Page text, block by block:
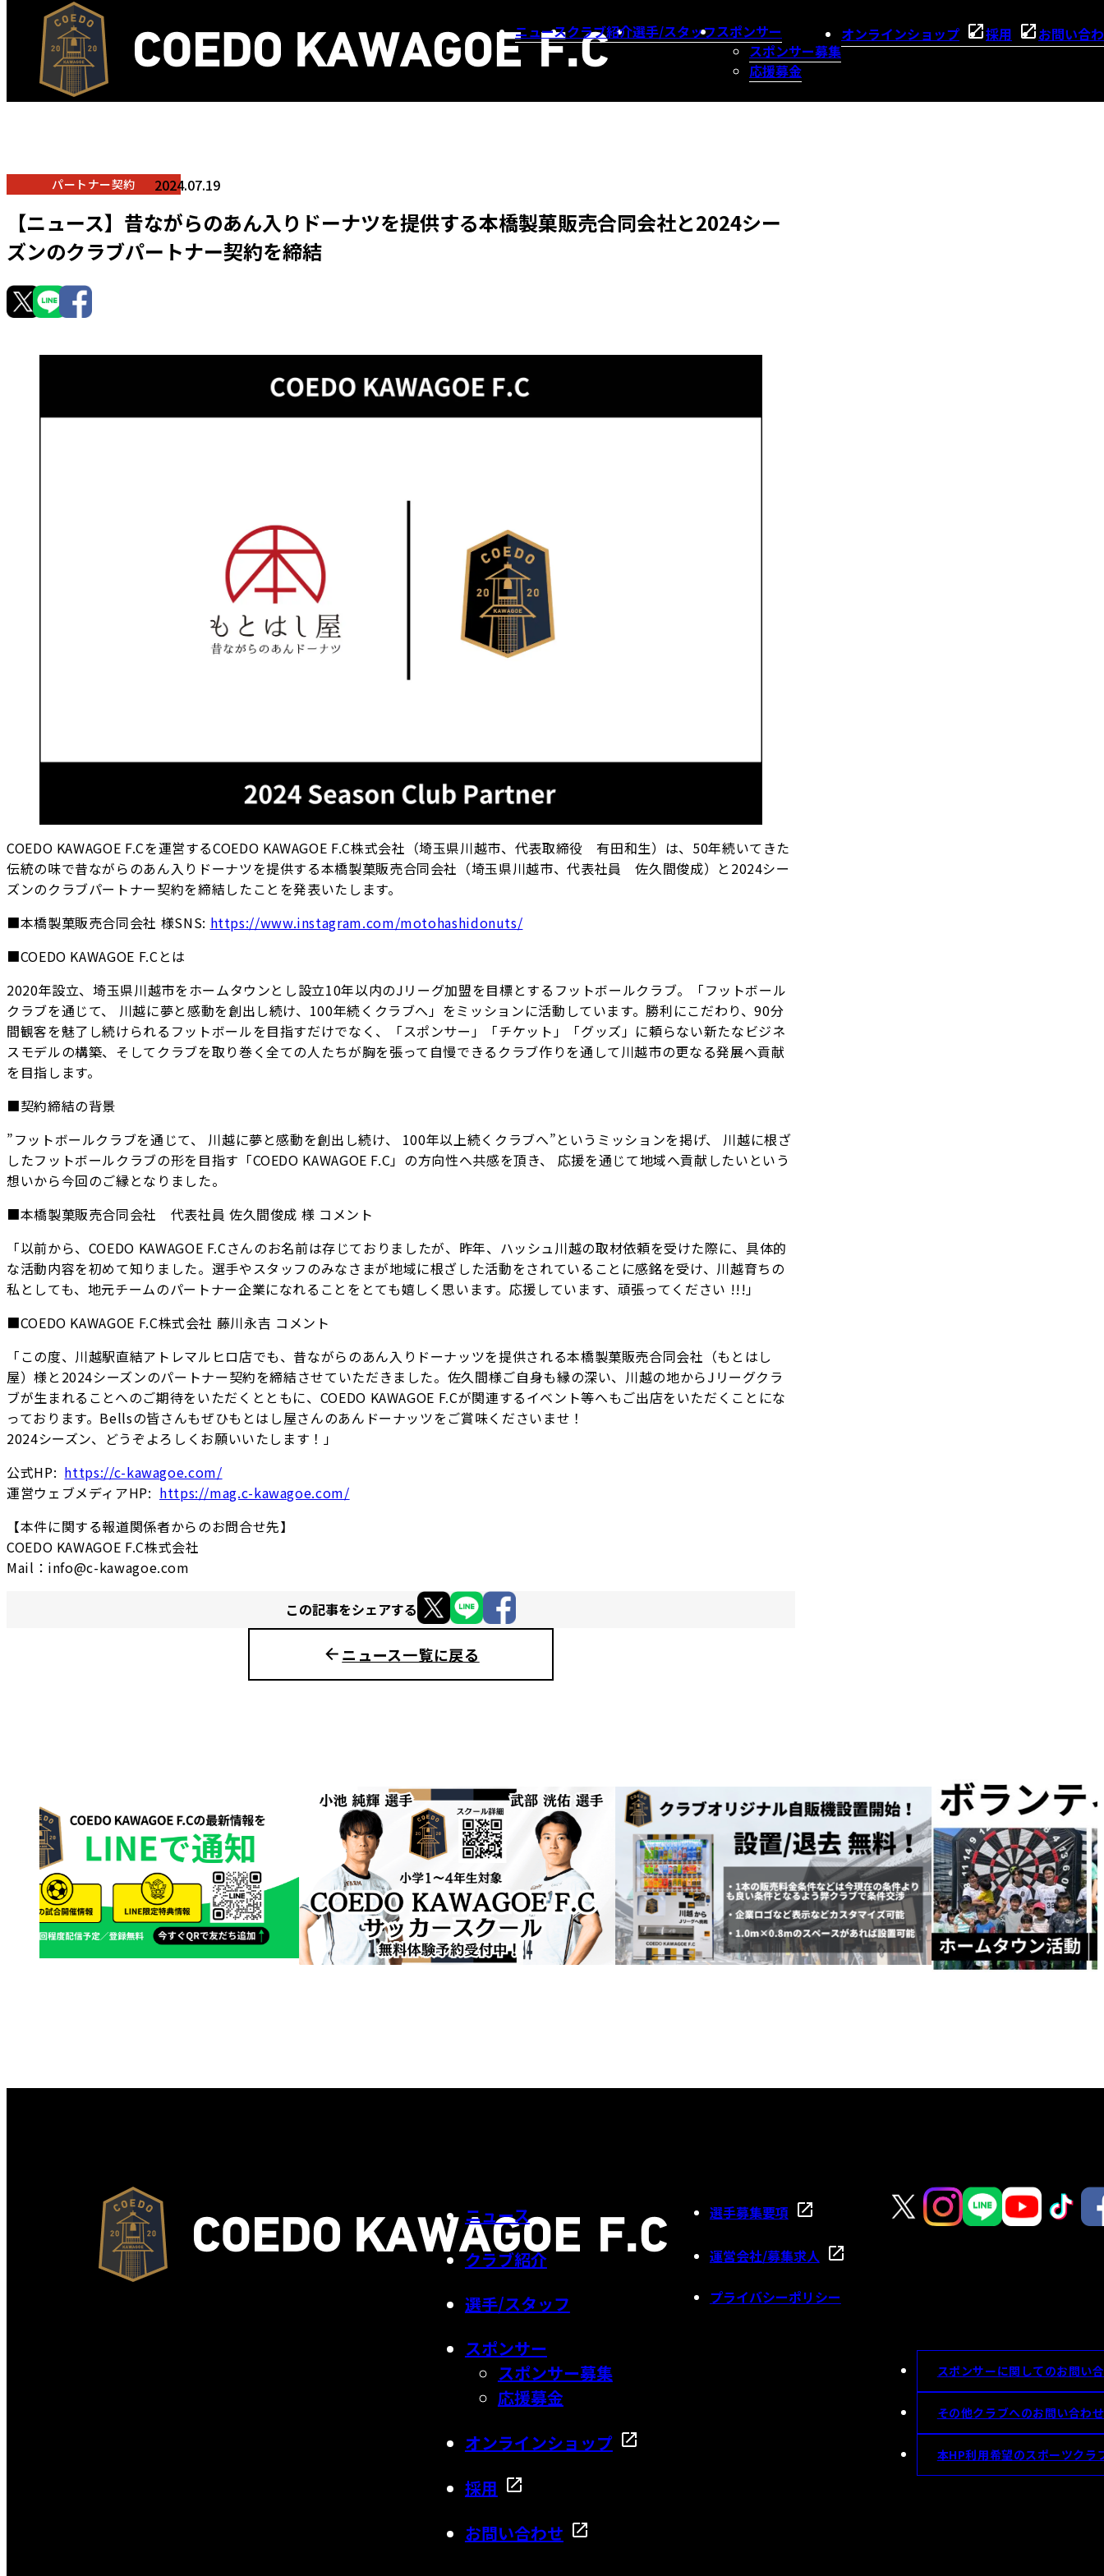
ニュースクラブ紹介選手/スタッフスポンサー
スポンサー募集
応援募金
オンラインショップ 採用 お問い合
パートナー契約 2024.07.19
【ニュース】昔ながらのあん入りドーナツを提供する本橋製菓販売合同会社と2024シー
ズンのクラブパートナー契約を締結
COEDO KAWAGOE F.Cを運営するCOEDO KAWAGOE F.C株式会社（埼玉県川越市、代表取締役 有田和生）は、50年続いてきた
伝統の味で昔ながらのあん入りドーナツを提供する本橋製菓販売合同会社（埼玉県川越市、代表社員 佐久間俊成）と2024シー
ズンのクラブパートナー契約を締結したことを発表いたします。
■本橋製菓販売合同会社 様SNS: https://www.instagram.com/motohashidonuts/
■COEDO KAWAGOE F.Cとは
2020年設立、埼玉県川越市をホームタウンとし設立10年以内のJリーグ加盟を目標とするフットボールクラブ。「フットボール
クラブを通じて、 川越に夢と感動を創出し続け、100年続くクラブへ」をミッションに活動しています。勝利にこだわり、90分
間観客を魅了し続けられるフットボールを目指すだけでなく、「スポンサー」「チケット」「グッズ」に頼らない新たなビジネ
スモデルの構築、そしてクラブを取り巻く全ての人たちが胸を張って自慢できるクラブ作りを通して川越市の更なる発展へ貢献
を目指します。
■契約締結の背景
”フットボールクラブを通じて、 川越に夢と感動を創出し続け、 100年以上続くクラブへ”というミッションを掲げ、 川越に根ざ
したフットボールクラブの形を目指す「COEDO KAWAGOE F.C」の方向性へ共感を頂き、 応援を通じて地域へ貢献したいという
想いから今回のご縁となりました。
■本橋製菓販売合同会社 代表社員 佐久間俊成 様 コメント
「以前から、COEDO KAWAGOE F.Cさんのお名前は存じておりましたが、昨年、ハッシュ川越の取材依頼を受けた際に、具体的
な活動内容を初めて知りました。選手やスタッフのみなさまが地域に根ざした活動をされていることに感銘を受け、川越育ちの
私としても、地元チームのパートナー企業になれることをとても嬉しく思います。応援しています、頑張ってください !!!」
■COEDO KAWAGOE F.C株式会社 藤川永吉 コメント
「この度、川越駅直結アトレマルヒロ店でも、昔ながらのあん入りドーナッツを提供される本橋製菓販売合同会社（もとはし
屋）様と2024シーズンのパートナー契約を締結させていただきました。佐久間様ご自身も縁の深い、川越の地からJリーグクラ
ブが生まれることへのご期待をいただくとともに、COEDO KAWAGOE F.Cが関連するイベント等へもご出店をいただくことにな
っております。Bellsの皆さんもぜひもとはし屋さんのあんドーナッツをご賞味くださいませ！
2024シーズン、どうぞよろしくお願いいたします！」
公式HP: https://c-kawagoe.com/
運営ウェブメディアHP: https://mag.c-kawagoe.com/
【本件に関する報道関係者からのお問合せ先】
COEDO KAWAGOE F.C株式会社
Mail：info@c-kawagoe.com
この記事をシェアする
ニュース一覧に戻る
ニュース
クラブ紹介
選手/スタッフ
スポンサー
スポンサー募集
応援募金
オンラインショップ
採用
お問い合わせ
選手募集要項
運営会社/募集求人
プライバシーポリシー
スポンサーに関してのお問い
その他クラブへのお問い合わせ
本HP利用希望のスポーツクラ